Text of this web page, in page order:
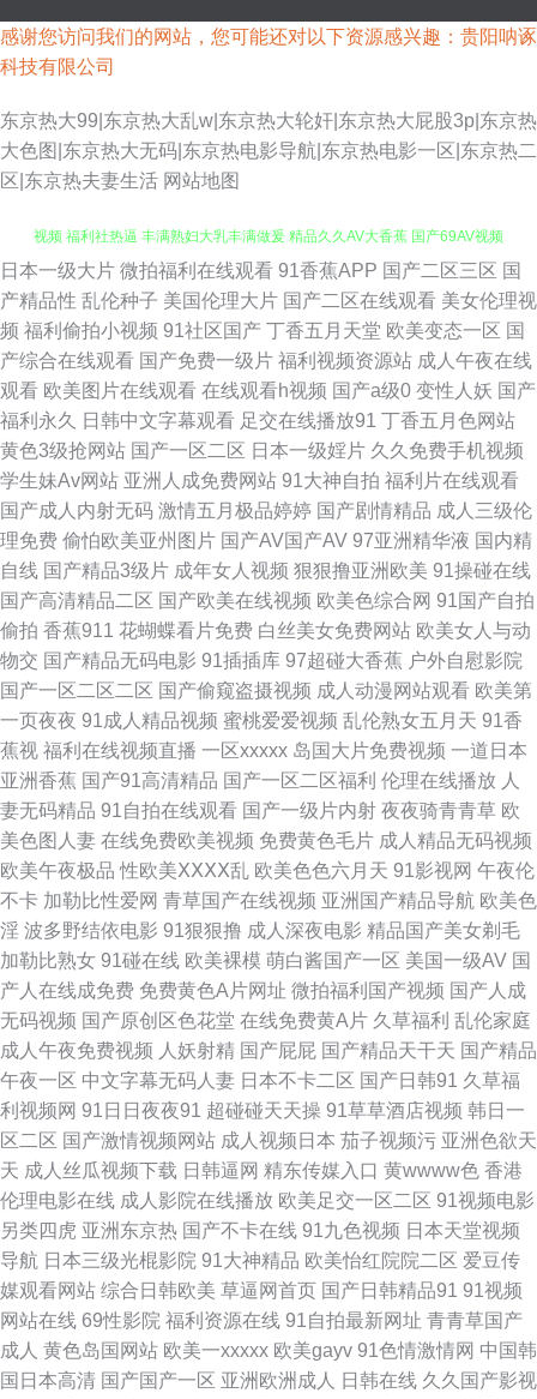
感谢您访问我们的网站，您可能还对以下资源感兴趣：贵阳呐诼
科技有限公司
东京热大99|东京热大乱w|东京热大轮奸|东京热大屁股3p|东京热
大色图|东京热大无码|东京热电影导航|东京热电影一区|东京热二
区|东京热夫妻生活 网站地图
一区一区三91 日韩黑丝伊人久久 九1看片 国产精品二区久久 国产午夜在线
视频 福利社热逼 丰满熟妇大乳丰满做爰 精品久久AV大香蕉 国产69AV视频
国产精品福利探花 国产36页 91干福利视频 91视频网站链接 97精品视频 爱
豆传媒悟空电影院 国产在线小视频 九九国产精 久艹网伊人 精品产品日精品
产品 男人天堂ay 91tv在线看 国产视频小说91 亚洲五月天丁香 韩日在线伦理
片 五月天色色 久久免费精品视频图片 超碰人人奸 色情五月 91社抖音在线
九一社区在线观看 91v国产精品酒视频 欧美性交片深喉 91啦在线视频 国产
情侣肏屄视频 天天激情导航 91熟女在线破膜 久草精品资源站 四虎久久 91网
站在线观看免费 国产精品自拍一区 熟妇乱一区二区 91妻骚逼网站 欧美日韩
中文字幕 69福利社首页 丁香五月激情一本道 日韩色影影院 日韩TV123区 99
精品小视频 微拍福利伦理 国产激情一区 久久精品品国产 91干福利视频 成人
福利99 午夜福利电源 东方av免费观看 丝袜人妻中出无码 91看频 日韩久久
中文 91永久免费看视频 激情综合网激情九月 香蕉蜜桃小视频 TS人妖做爱在
线观看 免费国产三级网址 91青草草 欧美日韩sss 91性感在线 老湿影院福利
社 91资源 五月天福利導航 丁香成人色网 91社免费入口 av在线不卡影院 91
大神精品 欧美色图15P 香蕉人狼人综合 东方在线正在进入AV 欧美成久久 成
人福利一区 69福利导航在线 av黑料在线 91成人在线初夜 一本道av福利社
91小视频在线 婷婷午夜 肏屄自拍视频 日韩无码高清一区 久re九九 91啪啪
国产先锋AV 日本综合色网 91TV是什么 国产精品人久久精品 影音先锋AV无
日本一级大片 微拍福利在线观看 91香蕉APP 国产二区三区 国
产精品性 乱伦种子 美国伦理大片 国产二区在线观看 美女伦理视
频 福利偷拍小视频 91社区国产 丁香五月天堂 欧美变态一区 国
产综合在线观看 国产免费一级片 福利视频资源站 成人午夜在线
观看 欧美图片在线观看 在线观看h视频 国产a级0 变性人妖 国产
福利永久
日韩中文字幕观看 足交在线播放91 丁香五月色网站
黄色3级抢网站 国产一区二区 日本一级婬片 久久免费手机视频
学生妹Av网站 亚洲人成免费网站 91大神自拍 福利片在线观看
国产成人内射无码 激情五月极品婷婷 国产剧情精品 成人三级伦
理免费 偷怕欧美亚州图片 国产AV国产AV 97亚洲精华液 国内精
自线 国产精品3级片 成年女人视频 狠狠撸亚洲欧美 91操碰在线
国产高清精品二区 国产欧美在线视频 欧美色综合网 91国产自拍
偷拍 香蕉911 花蝴蝶看片免费 白丝美女免费网站 欧美女人与动
物交 国产精品无码电影 91插插库 97超碰大香蕉 户外自慰影院
国产一区二区二区 国产偷窥盗摄视频 成人动漫网站观看 欧美第
一页夜夜 91成人精品视频 蜜桃爱爱视频 乱伦熟女五月天 91香
蕉视 福利在线视频直播 一区xxxxx 岛国大片免费视频 一道日本
亚洲香蕉 国产91高清精品 国产一区二区福利 伦理在线播放 人
妻无码精品 91自拍在线观看 国产一级片内射 夜夜骑青青草 欧
美色图人妻 在线免费欧美视频 免费黄色毛片 成人精品无码视频
欧美午夜极品 性欧美ⅩⅩⅩⅩ乱 欧美色色六月天 91影视网 午夜伦
不卡 加勒比性爱网 青草国产在线视频 亚洲国产精品导航 欧美色
淫 波多野结依电影 91狠狠撸 成人深夜电影 精品国产美女剃毛
加勒比熟女 91碰在线 欧美裸模 萌白酱国产一区 美国一级AV 国
产人在线成免费 免费黄色A片网址 微拍福利国产视频 国产人成
无码视频 国产原创区色花堂 在线免费黄A片 久草福利 乱伦家庭
成人午夜免费视频 人妖射精 国产屁屁 国产精品天干天 国产精品
午夜一区 中文字幕无码人妻 日本不卡二区 国产日韩91 久草福
利视频网 91日日夜夜91 超碰碰天天操 91草草酒店视频 韩日一
区二区 国产激情视频网站 成人视频日本 茄子视频污 亚洲色欲天
天 成人丝瓜视频下载 日韩逼网 精东传媒入口 黄wwww色 香港
伦理电影在线 成人影院在线播放 欧美足交一区二区 91视频电影
另类四虎 亚洲东京热 国产不卡在线 91九色视频 日本天堂视频
导航 日本三级光棍影院 91大神精品 欧美怡红院院二区 爱豆传
媒观看网站 综合日韩欧美 草逼网首页 国产日韩精品91 91视频
网站在线 69性影院 福利资源在线 91自拍最新网址 青青草国产
成人 黄色岛国网站 欧美一xxxxx 欧美gayv 91色情激情网 中国韩
国日本高清 国产国产一区 亚洲欧洲成人 日韩在线 久久国产影视